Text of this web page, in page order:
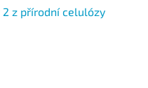
z přírodní celulózy